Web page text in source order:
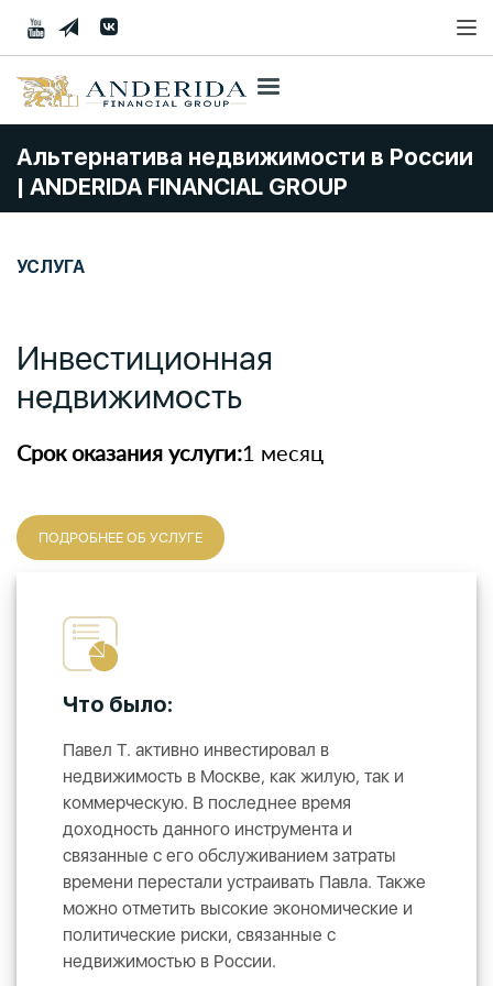
Альтернатива недвижимости в России
| ANDERIDA FINANCIAL GROUP
УСЛУГА
Инвестиционная
недвижимость
Срок оказания услуги:1 месяц
ПОДРОБНЕЕ ОБ УСЛУГЕ
Что было:
Павел Т. активно инвестировал в
недвижимость в Москве, как жилую, так и
коммерческую. В последнее время
доходность данного инструмента и
связанные с его обслуживанием затраты
времени перестали устраивать Павла. Также
можно отметить высокие экономические и
политические риски, связанные с
недвижимостью в России.